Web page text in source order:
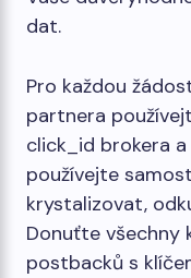
dat.
Pro každou
partnera
click_id brokera
používejte
krystalizovat,
Donuťte všechny
postbacků s